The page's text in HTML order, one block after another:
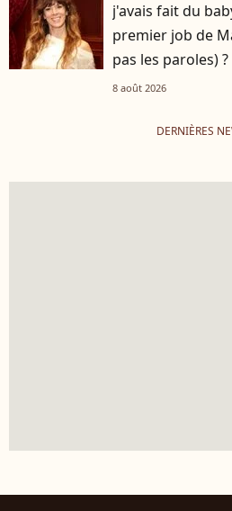
j'avais fait du
premier job de
pas les paroles) ?
8 août 2026
DERNIÈRES